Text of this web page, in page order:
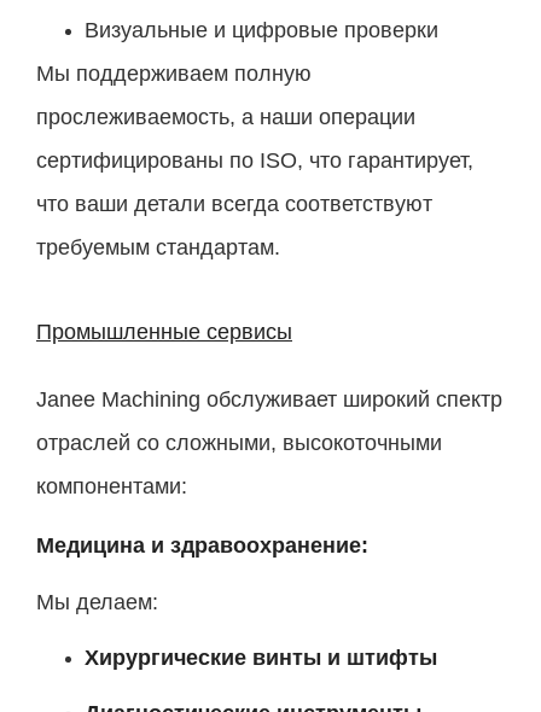
Визуальные и цифровые проверки
Мы поддерживаем полную
прослеживаемость, а наши операции
сертифицированы по ISO, что гарантирует,
что ваши детали всегда соответствуют
требуемым стандартам.
Промышленные сервисы
Janee Machining обслуживает широкий спектр
отраслей со сложными, высокоточными
компонентами:
Медицина и здравоохранение:
Мы делаем:
Хирургические винты и штифты